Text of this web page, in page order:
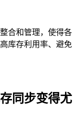
合和管理，使得各
库存利用率、避免
同步变得尤